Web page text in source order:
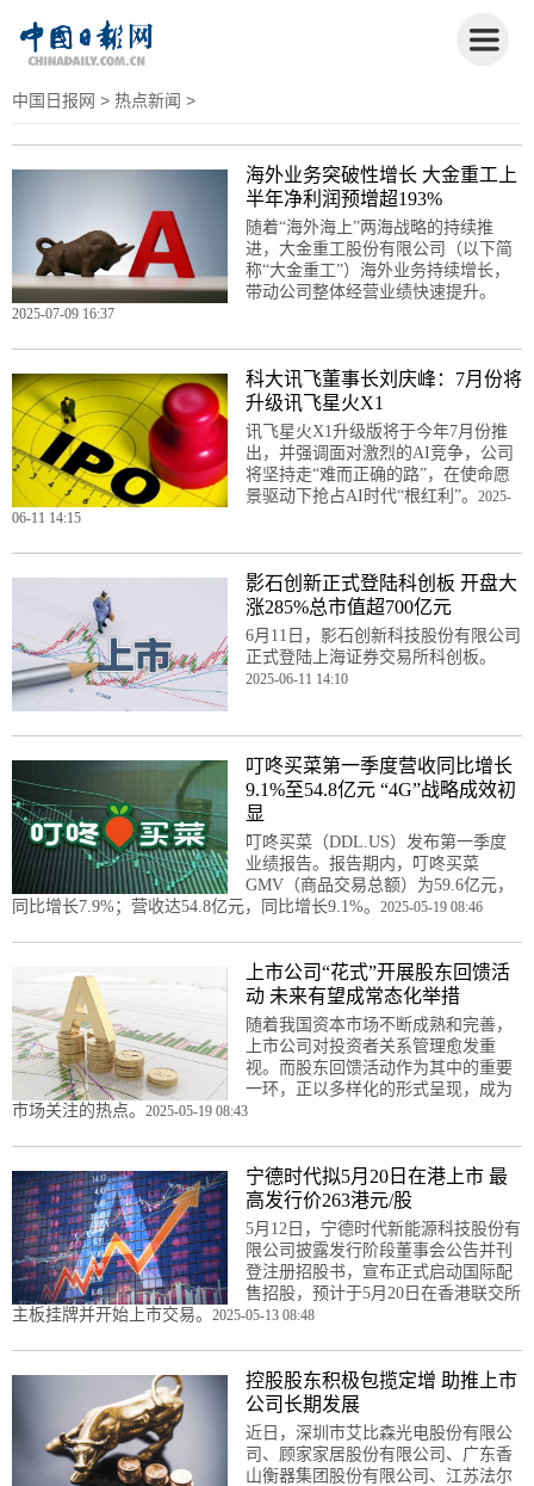
中国日报网 > 热点新闻 >
海外业务突破性增长 大金重工上
半年净利润预增超193%
随着“海外海上”两海战略的持续推
进，大金重工股份有限公司（以下简
称“大金重工”）海外业务持续增长，
带动公司整体经营业绩快速提升。
2025-07-09 16:37
科大讯飞董事长刘庆峰：7月份将
升级讯飞星火X1
讯飞星火X1升级版将于今年7月份推
出，并强调面对激烈的AI竞争，公司
将坚持走“难而正确的路”，在使命愿
景驱动下抢占AI时代“根红利”。 2025-
06-11 14:15
影石创新正式登陆科创板 开盘大
涨285%总市值超700亿元
6月11日，影石创新科技股份有限公司
正式登陆上海证券交易所科创板。
2025-06-11 14:10
叮咚买菜第一季度营收同比增长
9.1%至54.8亿元 “4G”战略成效初
显
叮咚买菜（DDL.US）发布第一季度
业绩报告。报告期内，叮咚买菜
GMV（商品交易总额）为59.6亿元，
同比增长7.9%；营收达54.8亿元，同比增长9.1%。 2025-05-19 08:46
上市公司“花式”开展股东回馈活
动​ 未来有望成常态化举措
随着我国资本市场不断成熟和完善，
上市公司对投资者关系管理愈发重
视。而股东回馈活动作为其中的重要
一环，正以多样化的形式呈现，成为
市场关注的热点。 2025-05-19 08:43
宁德时代拟5月20日在港上市 最
高发行价263港元/股
5月12日，宁德时代新能源科技股份有
限公司披露发行阶段董事会公告并刊
登注册招股书，宣布正式启动国际配
售招股，预计于5月20日在香港联交所
主板挂牌并开始上市交易。 2025-05-13 08:48
控股股东积极包揽定增 助推上市
公司长期发展
近日，深圳市艾比森光电股份有限公
司、顾家家居股份有限公司、广东香
山衡器集团股份有限公司、江苏法尔